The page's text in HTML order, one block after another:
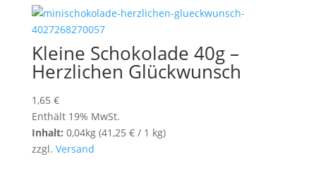
Kleine Schokolade 40g –
Herzlichen Glückwunsch
1,65 €
Enthält 19% MwSt.
Inhalt: 0,04kg (41,25 €/ 1 kg)
zzgl. Versand